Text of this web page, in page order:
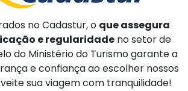
no Cadastur, o que assegura
e regularidade no setor de
do Ministério do Turismo garante a
e confiança ao escolher nossos
sua viagem com tranquilidade!